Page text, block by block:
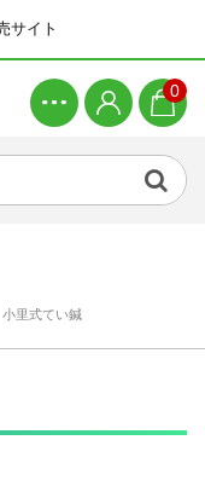
サイト
0
小里式てい鍼